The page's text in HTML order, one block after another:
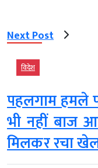
Next Post
विदेश
पहलगाम हमले
भी नहीं बाज
मिलकर रचा